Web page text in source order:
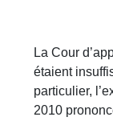
La Cour
étaient
particulier,
2010